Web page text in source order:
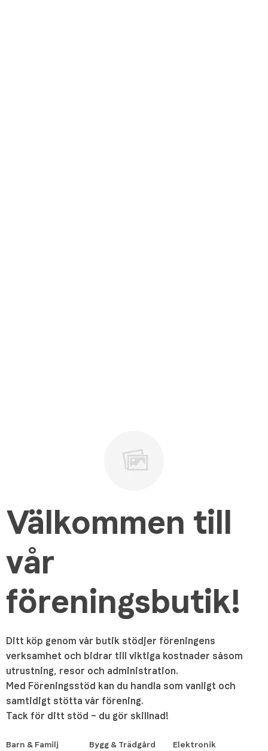
Välkommen till
vår
föreningsbutik!
Ditt köp genom vår butik stödjer föreningens
verksamhet och bidrar till viktiga kostnader såsom
utrustning, resor och administration.
Med Föreningsstöd kan du handla som vanligt och
samtidigt stötta vår förening.
Tack för ditt stöd – du gör skillnad!
Barn & Familj Bygg & Trädgård
Elektronik